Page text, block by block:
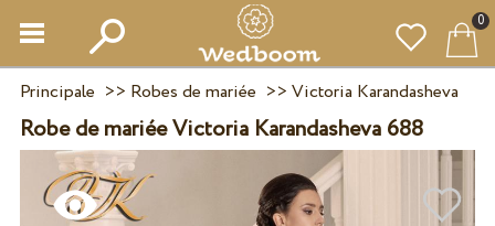
0
Principale >> Robes de mariée >> Victoria Karandasheva
Robe de mariée Victoria Karandasheva 688